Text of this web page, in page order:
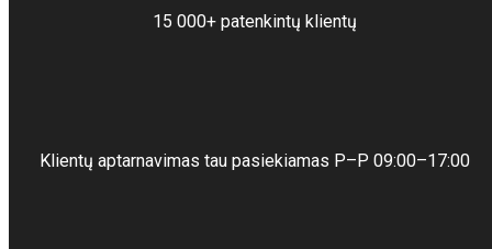
15 000+ patenkintų klientų
Klientų aptarnavimas tau pasiekiamas P–P 09:00–17:00